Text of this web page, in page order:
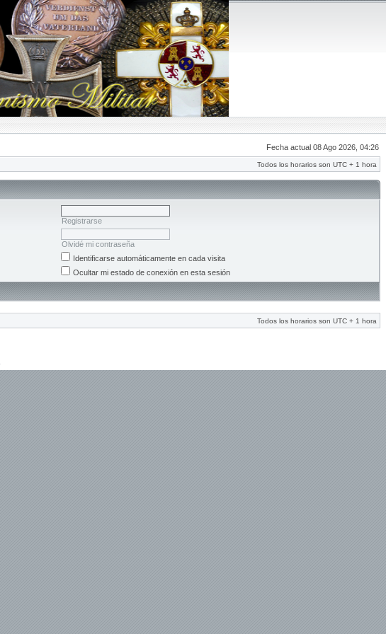
Fecha actual 08 Ago 2026, 04:26
Todos los horarios son UTC + 1 hora
Registrarse
Olvidé mi contraseña
Identificarse automáticamente en cada visita
Ocultar mi estado de conexión en esta sesión
Todos los horarios son UTC + 1 hora